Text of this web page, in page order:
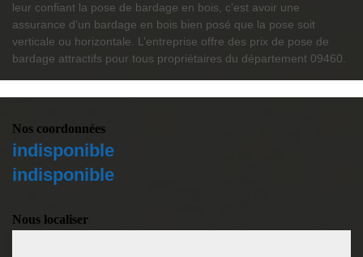
leur confiant la pose de bardage en bois, c’est avoir une
assurance d’un bardage en bois bien posé que la pose soit
verticale ou horizontale. L’entreprise offre des prix de pose de
bardage attractifs pour tous propriétaires du département 09460.
Nos coordonnées
indisponible
indisponible
Nous localiser